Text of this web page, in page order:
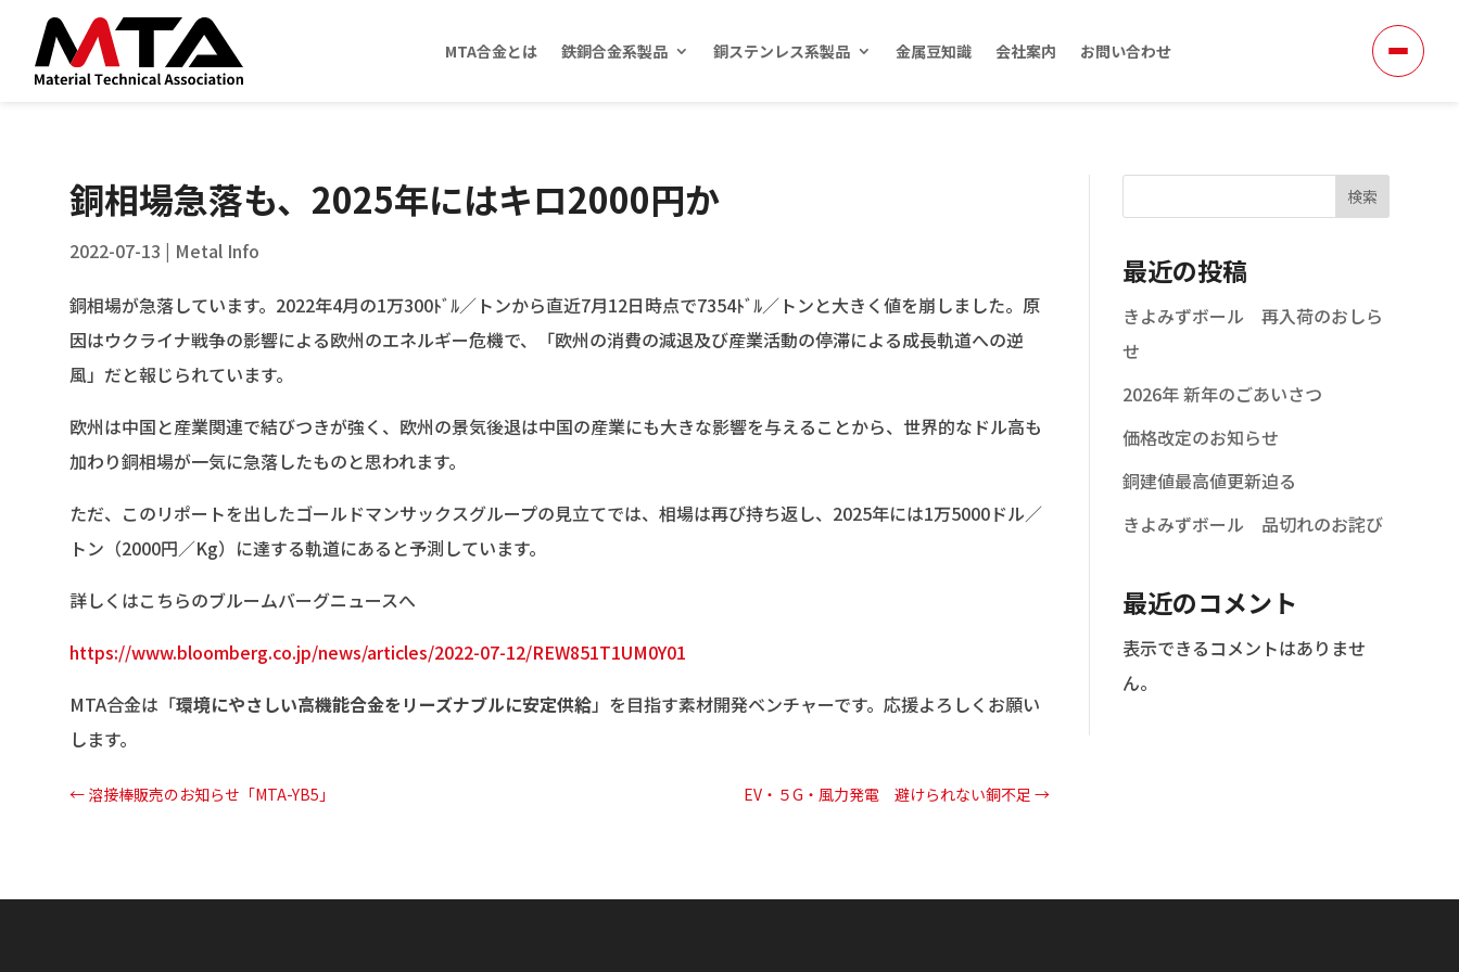
MTA合金とは 鉄銅合金系製品 銅ステンレス系製品 金属豆知識 会社案内 お問い合わせ
銅相場急落も、2025年にはキロ2000円か
2022-07-13 | Metal Info
銅相場が急落しています。2022年4月の1万300ﾄﾞﾙ／トンから直近7月12日時点で7354ﾄﾞﾙ／トンと大きく値を崩しました。原
因はウクライナ戦争の影響による欧州のエネルギー危機で、「欧州の消費の減退及び産業活動の停滞による成長軌道への逆
風」だと報じられています。
欧州は中国と産業関連で結びつきが強く、欧州の景気後退は中国の産業にも大きな影響を与えることから、世界的なドル高も
加わり銅相場が一気に急落したものと思われます。
ただ、このリポートを出したゴールドマンサックスグループの見立てでは、相場は再び持ち返し、2025年には1万5000ドル／
トン（2000円／Kg）に達する軌道にあると予測しています。
詳しくはこちらのブルームバーグニュースへ
https://www.bloomberg.co.jp/news/articles/2022-07-12/REW851T1UM0Y01
MTA合金は「環境にやさしい高機能合金をリーズナブルに安定供給」を目指す素材開発ベンチャーです。応援よろしくお願い
します。
← 溶接棒販売のお知らせ「MTA-YB5」 EV・５G・風力発電 避けられない銅不足 →
検索
最近の投稿
きよみずボール 再入荷のおしら
せ
2026年 新年のごあいさつ
価格改定のお知らせ
銅建値最高値更新迫る
きよみずボール 品切れのお詫び
最近のコメント
表示できるコメントはありませ
ん。